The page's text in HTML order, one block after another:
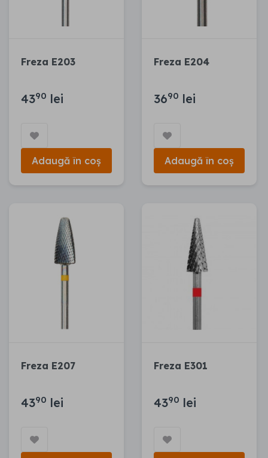
Freza E203
4390 lei
Adaugă în coș
Freza E204
3690 lei
Adaugă în coș
Freza E207
4390 lei
Freza E301
4390 lei